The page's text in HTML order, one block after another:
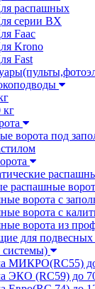
распашных
серии BX
Faac
Krono
Fast
ворота под
распашные
ворота с
ворота с
ворота из
для подвесных
системы)
МИКРО(RC55)
ЭКО (RC59) до